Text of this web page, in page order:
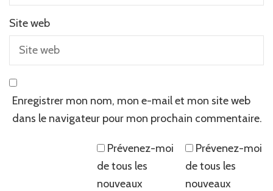
Site web
Enregistrer mon nom, mon e-mail et mon site web
dans le navigateur pour mon prochain commentaire.
Prévenez-moi
de tous les
nouveaux
Prévenez-moi
de tous les
nouveaux